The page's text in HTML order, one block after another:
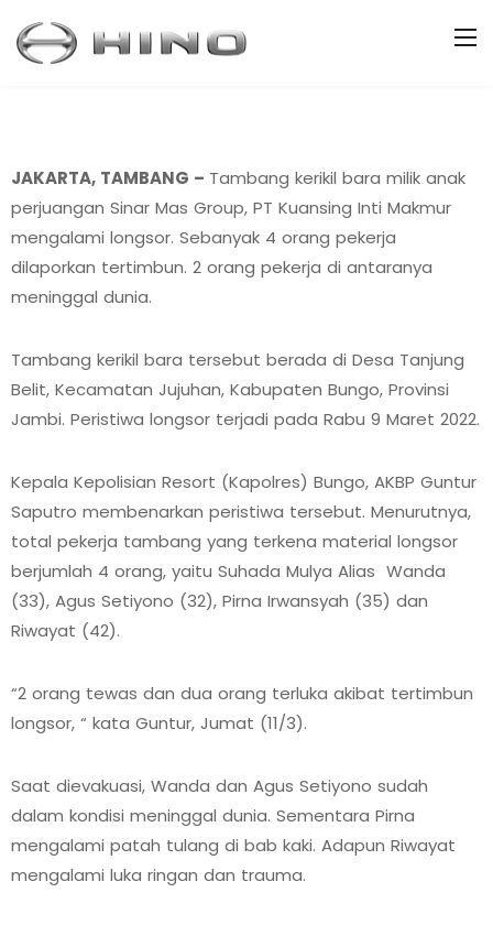
JAKARTA, TAMBANG – Tambang kerikil bara milik anak
perjuangan Sinar Mas Group, PT Kuansing Inti Makmur
mengalami longsor. Sebanyak 4 orang pekerja
dilaporkan tertimbun. 2 orang pekerja di antaranya
meninggal dunia.
Tambang kerikil bara tersebut berada di Desa Tanjung
Belit, Kecamatan Jujuhan, Kabupaten Bungo, Provinsi
Jambi. Peristiwa longsor terjadi pada Rabu 9 Maret 2022.
Kepala Kepolisian Resort (Kapolres) Bungo, AKBP Guntur
Saputro membenarkan peristiwa tersebut. Menurutnya,
total pekerja tambang yang terkena material longsor
berjumlah 4 orang, yaitu Suhada Mulya Alias Wanda
(33), Agus Setiyono (32), Pirna Irwansyah (35) dan
Riwayat (42).
“2 orang tewas dan dua orang terluka akibat tertimbun
longsor, “ kata Guntur, Jumat (11/3).
Saat dievakuasi, Wanda dan Agus Setiyono sudah
dalam kondisi meninggal dunia. Sementara Pirna
mengalami patah tulang di bab kaki. Adapun Riwayat
mengalami luka ringan dan trauma.